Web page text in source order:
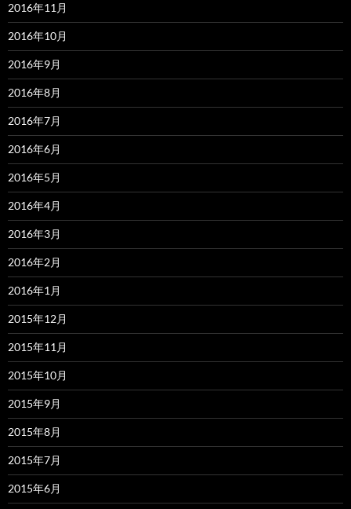
2016年11月
2016年10月
2016年9月
2016年8月
2016年7月
2016年6月
2016年5月
2016年4月
2016年3月
2016年2月
2016年1月
2015年12月
2015年11月
2015年10月
2015年9月
2015年8月
2015年7月
2015年6月